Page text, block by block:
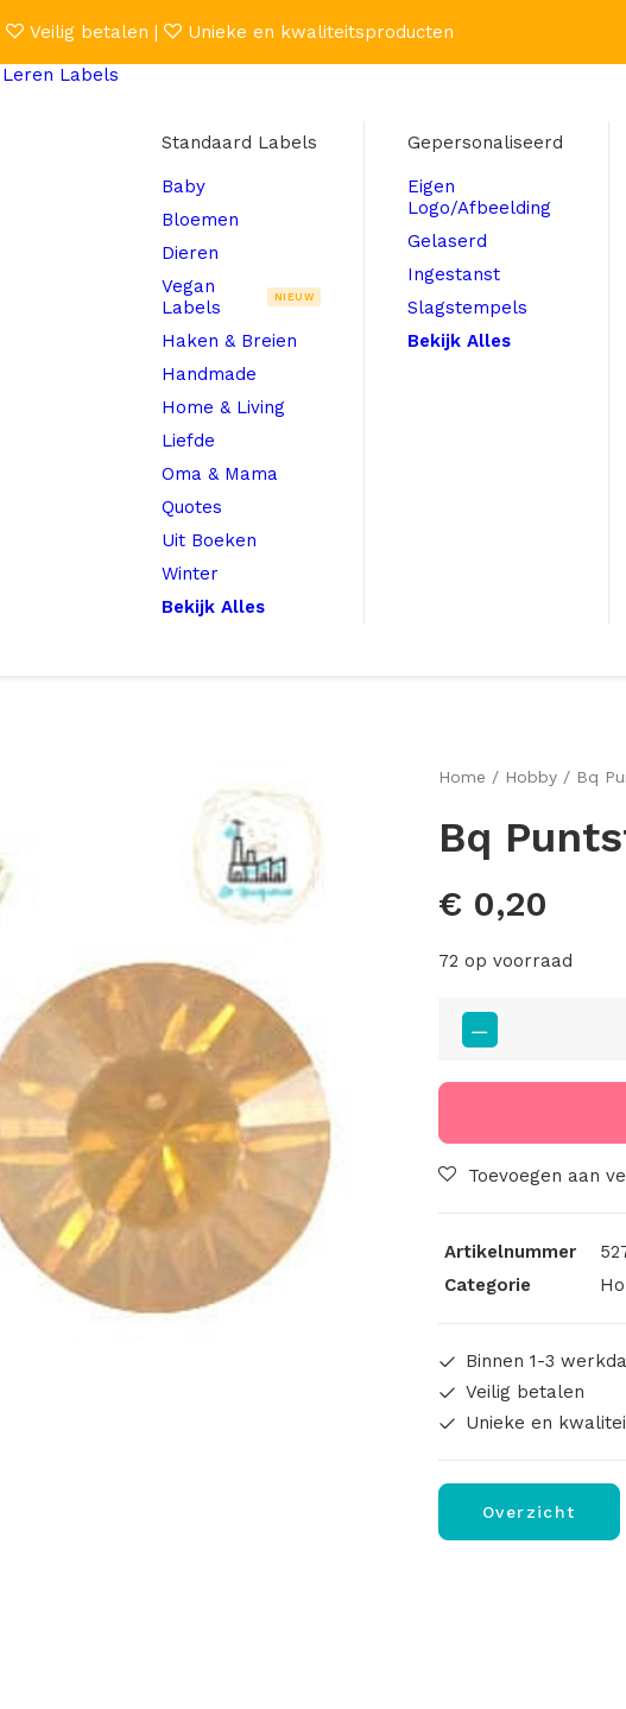
Veilig betalen | Unieke en kwaliteitsproducten
Leren Labels
Standaard Labels
Baby
Bloemen
Dieren
Vegan
Labels
NIEUW
Haken & Breien
Handmade
Home & Living
Liefde
Oma & Mama
Quotes
Uit Boeken
Winter
Bekijk Alles
Gepersonaliseerd
Eigen
Logo/Afbeelding
Gelaserd
Ingestanst
Slagstempels
Bekijk Alles
Home Hobby Bq
Bq
€ 0,20
72 op voorraad
Puntsteen
Opal
aantalToevoegen aan
Artikelnummer
Categorie
Binnen 1-3
Veilig betalen
Unieke en
Overzicht